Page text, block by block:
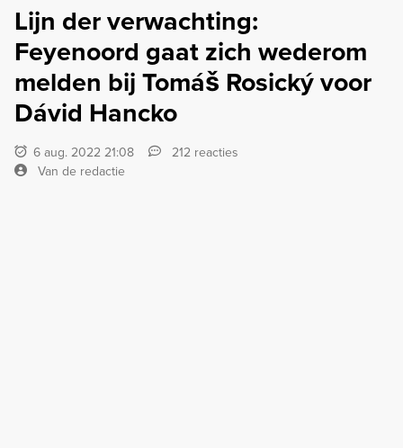
Lijn der verwachting:
Feyenoord gaat zich wederom
melden bij Tomáš Rosický voor
Dávid Hancko
6 aug. 2022 21:08
212 reacties
Van de redactie